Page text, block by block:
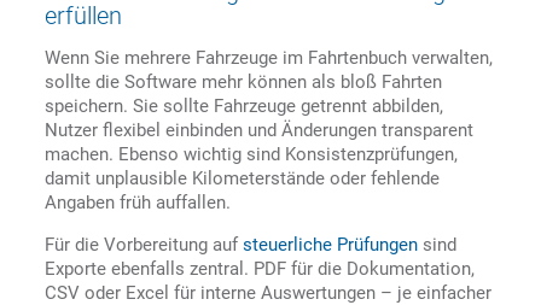
erfüllen
Wenn Sie mehrere Fahrzeuge im Fahrtenbuch verwalten,
sollte die Software mehr können als bloß Fahrten
speichern. Sie sollte Fahrzeuge getrennt abbilden,
Nutzer flexibel einbinden und Änderungen transparent
machen. Ebenso wichtig sind Konsistenzprüfungen,
damit unplausible Kilometerstände oder fehlende
Angaben früh auffallen.
Für die Vorbereitung aufsteuerliche Prüfungen sind
Exporte ebenfalls zentral. PDF für die Dokumentation,
CSV oder Excel für interne Auswertungen – je einfacher